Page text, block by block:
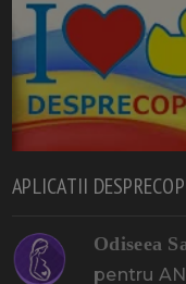
APLICATII
Odiseea
pentru